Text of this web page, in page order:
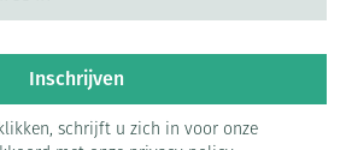
Inschrijven
schrijft u zich in voor onze